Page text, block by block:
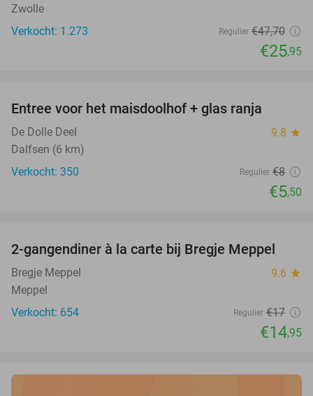
Zwolle
Verkocht: 1.273
Regulier €47,70
€25,95
Entree voor het maisdoolhof + glas ranja
De Dolle Deel 9.8 star
Dalfsen (6 km)
Verkocht: 350
Regulier €8
€5,50
12%
2-gangendiner à la carte bij Bregje Meppel
Bregje Meppel 9.6 star
Meppel
Verkocht: 654
Regulier €17
€14,95